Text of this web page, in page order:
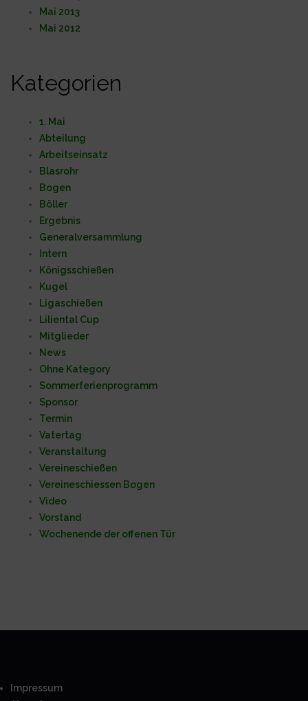
Mai 2013
Mai 2012
Kategorien
1. Mai
Abteilung
Arbeitseinsatz
Blasrohr
Bogen
Böller
Ergebnis
Generalversammlung
Intern
Königsschießen
Kugel
Ligaschießen
Liliental Cup
Mitglieder
News
Ohne Kategory
Sommerferienprogramm
Sponsor
Termin
Vatertag
Veranstaltung
Vereineschießen
Vereineschiessen Bogen
Video
Vorstand
Wochenende der offenen Tür
Impressum